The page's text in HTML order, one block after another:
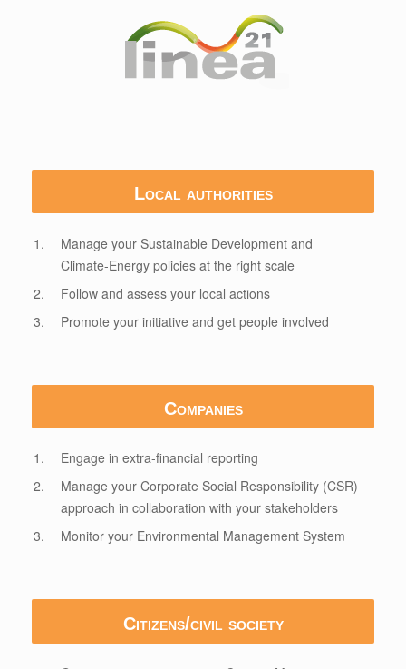
Local authorities
Manage your Sustainable Development and
Climate-Energy policies at the right scale
Follow and assess your local actions
Promote your initiative and get people involved
Companies
Engage in extra-financial reporting
Manage your Corporate Social Responsibility (CSR)
approach in collaboration with your stakeholders
Monitor your Environmental Management System
Citizens/civil society